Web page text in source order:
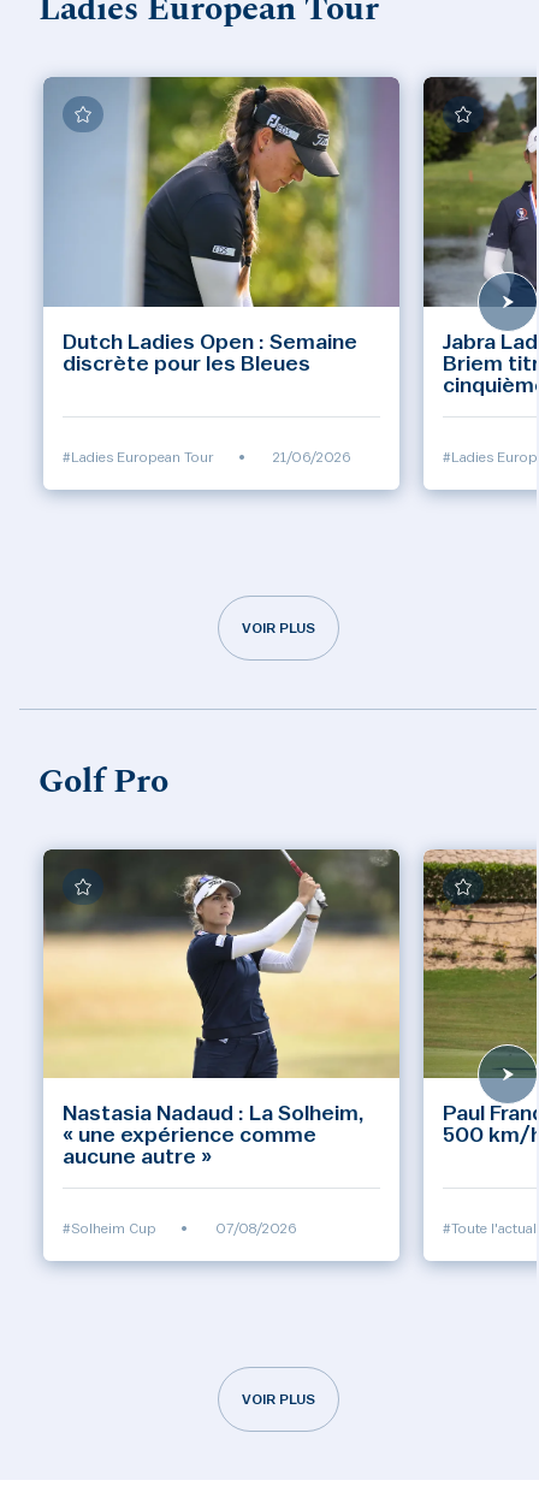
Ladies European Tour
Dutch Ladies Open : Semaine
discrète pour les Bleues
#Ladies European Tour • 21/06/2026
Jabra
Briem
#Ladies
VOIR PLUS
Golf Pro
Nastasia Nadaud : La Solheim,
« une expérience comme
aucune autre »
#Solheim Cup • 07/08/2026
Paul
500 km/
#Toute
VOIR PLUS